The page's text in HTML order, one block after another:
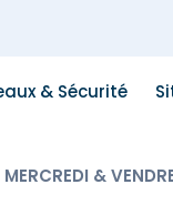
& Sécurité
&